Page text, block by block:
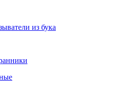
из бука